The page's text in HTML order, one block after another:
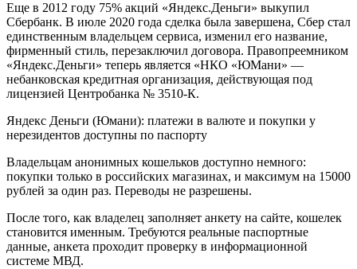
Еще в 2012 году 75% акций «Яндекс.Деньги» выкупил
Сбербанк. В июле 2020 года сделка была завершена, Сбер стал
единственным владельцем сервиса, изменил его название,
фирменный стиль, перезаключил договора. Правопреемником
«Яндекс.Деньги» теперь является «НКО «ЮМани» —
небанковская кредитная организация, действующая под
лицензией Центробанка № 3510‑К.
Яндекс Деньги (Юмани): платежи в валюте и покупки у
нерезидентов доступны по паспорту
Владельцам анонимных кошельков доступно немного:
покупки только в российских магазинах, и максимум на 15000
рублей за один раз. Переводы не разрешены.
После того, как владелец заполняет анкету на сайте, кошелек
становится именным. Требуются реальные паспортные
данные, анкета проходит проверку в информационной
системе МВД.